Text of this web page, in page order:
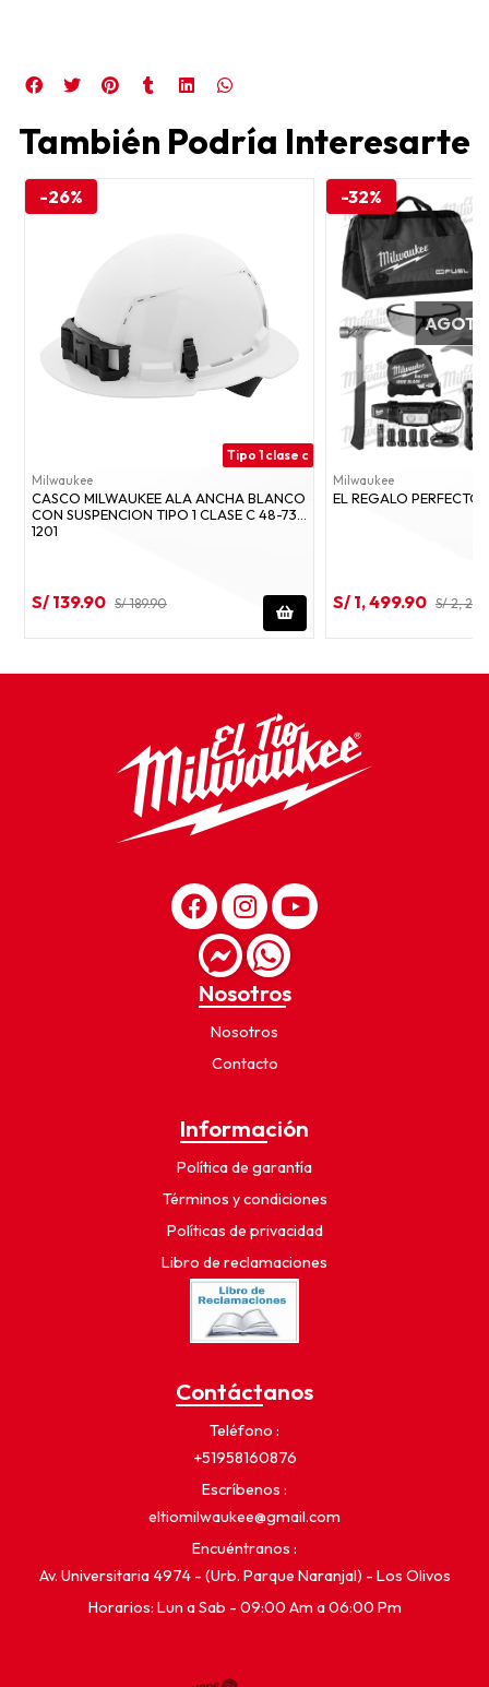
También Podría Interesarte
-26%
Tipo 1 clase c
Milwaukee
CASCO MILWAUKEE ALA ANCHA BLANCO
CON SUSPENCION TIPO 1 CLASE C 48-73-
1201
S/ 139.90 S/ 189.90
-32%
Milwaukee
EL REGALO PERFECTO
S/ 1, 499.90 S/ 2,
Nosotros
Nosotros
Contacto
Información
Política de garantía
Términos y condiciones
Políticas de privacidad
Libro de reclamaciones
Contáctanos
Teléfono
+51958160876
Escríbenos
eltiomilwaukee@gmail.com
Encuéntranos
Av. Universitaria 4974 - (Urb. Parque Naranjal) - Los Olivos
Horarios: Lun a Sab - 09:00 Am a 06:00 Pm